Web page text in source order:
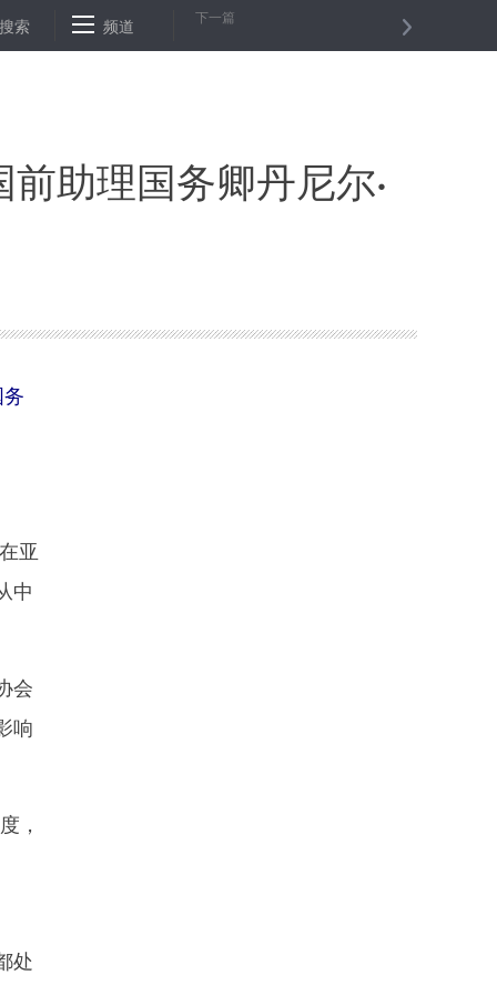
子 美研究为宇航服装上“带我回家”按钮 俄罗斯中医药学会正式
搜索 频道 下一篇
助理国务卿丹尼尔·
亚
中
会
响
，
处